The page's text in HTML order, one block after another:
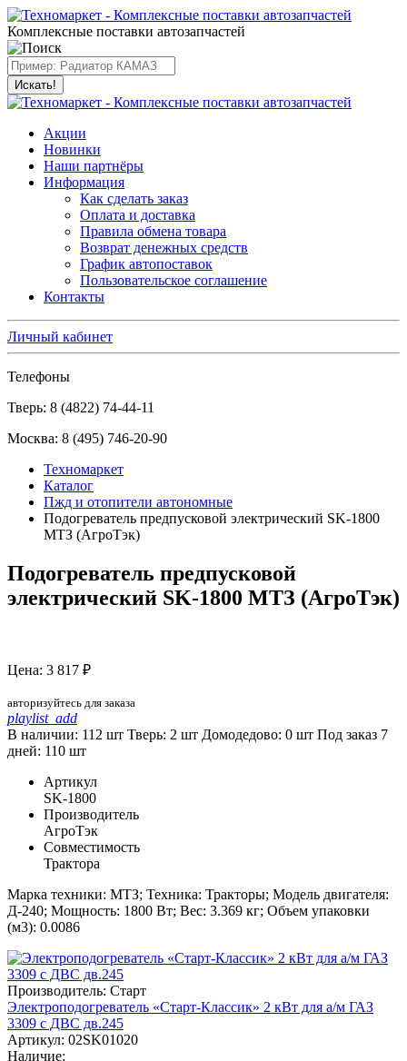
Комплексные поставки автозапчастей
Искать!
Акции
Новинки
Наши партнёры
Информация
Как сделать заказ
Оплата и доставка
Правила обмена товара
Возврат денежных средств
График автопоставок
Пользовательское соглашение
Контакты
Личный кабинет
Телефоны
Тверь: 8 (4822) 74-44-11
Москва: 8 (495) 746-20-90
Техномаркет
Каталог
Пжд и отопители автономные
Подогреватель предпусковой электрический SK-1800
МТЗ (АгроТэк)
Подогреватель предпусковой
электрический SK-1800 МТЗ (АгроТэк)
Цена: 3 817 ₽
авторизуйтесь для заказа
playlist_add
В наличии: 112 шт Тверь: 2 шт Домодедово: 0 шт Под заказ 7
дней: 110 шт
Артикул
SK-1800
Производитель
АгроТэк
Совместимость
Трактора
Марка техники: МТЗ; Техника: Тракторы; Модель двигателя:
Д-240; Мощность: 1800 Вт; Вес: 3.369 кг; Объем упаковки
(м3): 0.0086
Производитель: Старт
Электроподогреватель «Старт-Классик» 2 кВт для а/м ГАЗ
3309 с ДВС дв.245
Артикул: 02SK01020
Наличие: